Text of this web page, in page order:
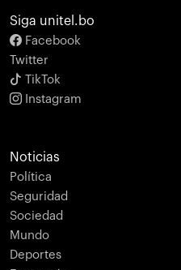
Siga unitel.bo
Facebook
Twitter
TikTok
Instagram
Noticias
Política
Seguridad
Sociedad
Mundo
Deportes